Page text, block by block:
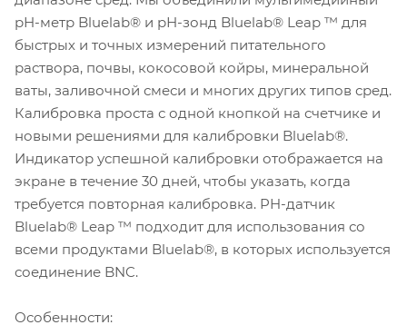
рН-метр Bluelab® и рН-зонд Bluelab® Leap ™ для
быстрых и точных измерений питательного
раствора, почвы, кокосовой койры, минеральной
ваты, заливочной смеси и многих других типов сред.
Калибровка проста с одной кнопкой на счетчике и
новыми решениями для калибровки Bluelab®.
Индикатор успешной калибровки отображается на
экране в течение 30 дней, чтобы указать, когда
требуется повторная калибровка. PH-датчик
Bluelab® Leap ™ подходит для использования со
всеми продуктами Bluelab®, в которых используется
соединение BNC.
Особенности: